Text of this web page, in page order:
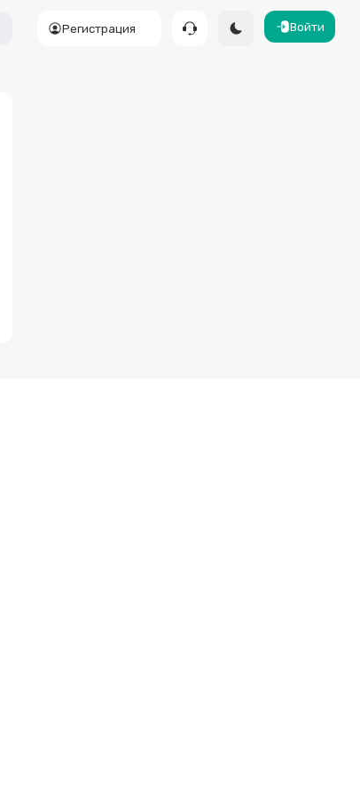
Регистрация Войти